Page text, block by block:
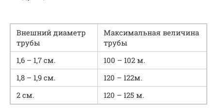
Внешний диаметр
трубы
Максимальная величина
трубы
1,6 – 1,7 см.
100 – 102 м.
1,8 – 1,9 см.
120 – 122м.
2 см.
120 – 125 м.